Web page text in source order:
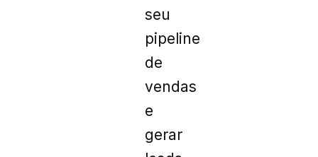
seu
pipeline
de
vendas
e
gerar